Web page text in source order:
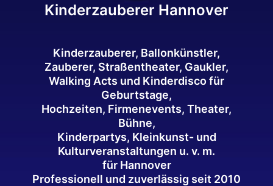
Kinderzauberer Hannover
Kinderzauberer, Ballonkünstler,
Zauberer, Straßentheater, Gaukler,
Walking Acts und Kinderdisco für
Geburtstage,
Hochzeiten, Firmenevents, Theater,
Bühne,
Kinderpartys, Kleinkunst- und
Kulturveranstaltungen u. v. m.
für Hannover
Professionell und zuverlässig seit 2010